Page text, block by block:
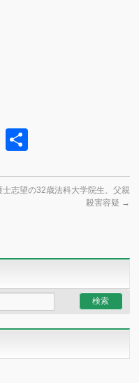
Line
士志望の32歳法科大学院生、父親
殺害容疑 →